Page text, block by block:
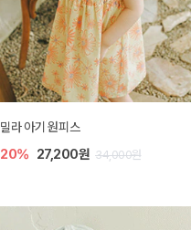
밀라 아기 원피스
20% 27,200원 34,000원